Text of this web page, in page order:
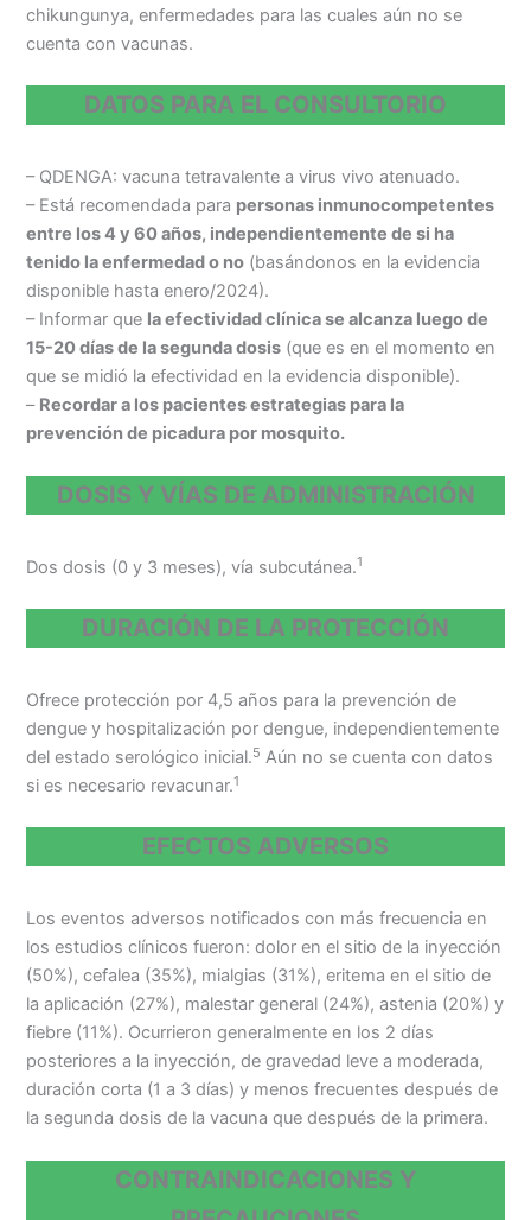
chikungunya, enfermedades para las cuales aún no se
cuenta con vacunas.
DATOS PARA EL CONSULTORIO
– QDENGA: vacuna tetravalente a virus vivo atenuado.
– Está recomendada para personas inmunocompetentes
entre los 4 y 60 años, independientemente de si ha
tenido la enfermedad o no (basándonos en la evidencia
disponible hasta enero/2024).
– Informar que la efectividad clínica se alcanza luego de
15-20 días de la segunda dosis (que es en el momento en
que se midió la efectividad en la evidencia disponible).
– Recordar a los pacientes estrategias para la
prevención de picadura por mosquito.
DOSIS Y VÍAS DE ADMINISTRACIÓN
Dos dosis (0 y 3 meses), vía subcutánea.1
DURACIÓN DE LA PROTECCIÓN
Ofrece protección por 4,5 años para la prevención de
dengue y hospitalización por dengue, independientemente
del estado serológico inicial.5 Aún no se cuenta con datos
si es necesario revacunar.1
EFECTOS ADVERSOS
Los eventos adversos notificados con más frecuencia en
los estudios clínicos fueron: dolor en el sitio de la inyección
(50%), cefalea (35%), mialgias (31%), eritema en el sitio de
la aplicación (27%), malestar general (24%), astenia (20%) y
fiebre (11%). Ocurrieron generalmente en los 2 días
posteriores a la inyección, de gravedad leve a moderada,
duración corta (1 a 3 días) y menos frecuentes después de
la segunda dosis de la vacuna que después de la primera.
CONTRAINDICACIONES Y